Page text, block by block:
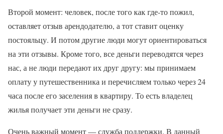
Второй момент: человек, после того как где-то пожил,
оставляет отзыв арендодателю, а тот ставит оценку
постояльцу. И потом другие люди могут ориентироваться
на эти отзывы. Кроме того, все деньги переводятся через
нас, а не люди передают их друг другу: мы принимаем
оплату у путешественника и перечисляем только через 24
часа после его заселения в квартиру. То есть владелец
жилья получает эти деньги не сразу.
Очень важный момент — служба поддержки. В данный